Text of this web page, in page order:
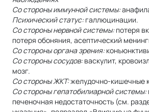
Со стороны иммунной системы:
Психический статус:галлюцинации.
Со стороны нервной системы:потеря
потеря обоняния, асептический
Со стороны органа зрения:
Со стороны сосудов:васкулит,
мозг.
Со стороны ЖКТ:желудочно-кишечные
Со стороны гепатобилиарной системы:
печеночная недостаточность (см.